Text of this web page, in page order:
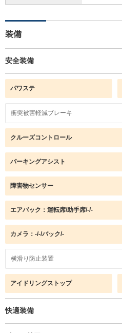
装備
安全装備
パワステ
衝突被害軽減ブレーキ
クルーズコントロール
パーキングアシスト
障害物センサー
エアバック：運転席/助手席/-/-
カメラ：-/-/バック/-
横滑り防止装置
アイドリングストップ
快適装備